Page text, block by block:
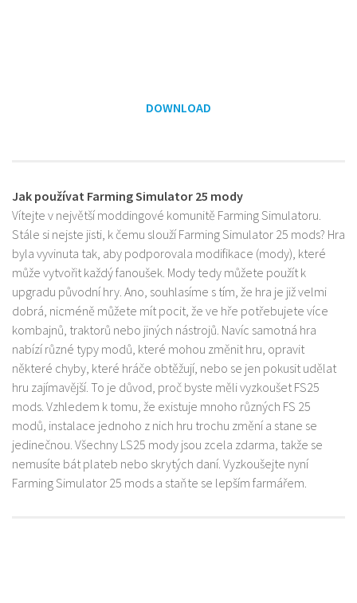
DOWNLOAD
Jak používat Farming Simulator 25 mody
Vítejte v největší moddingové komunitě Farming Simulatoru.
Stále si nejste jisti, k čemu slouží Farming Simulator 25 mods? Hra
byla vyvinuta tak, aby podporovala modifikace (mody), které
může vytvořit každý fanoušek. Mody tedy můžete použít k
upgradu původní hry. Ano, souhlasíme s tím, že hra je již velmi
dobrá, nicméně můžete mít pocit, že ve hře potřebujete více
kombajnů, traktorů nebo jiných nástrojů. Navíc samotná hra
nabízí různé typy modů, které mohou změnit hru, opravit
některé chyby, které hráče obtěžují, nebo se jen pokusit udělat
hru zajímavější. To je důvod, proč byste měli vyzkoušet FS25
mods. Vzhledem k tomu, že existuje mnoho různých FS 25
modů, instalace jednoho z nich hru trochu změní a stane se
jedinečnou. Všechny LS25 mody jsou zcela zdarma, takže se
nemusíte bát plateb nebo skrytých daní. Vyzkoušejte nyní
Farming Simulator 25 mods a staňte se lepším farmářem.